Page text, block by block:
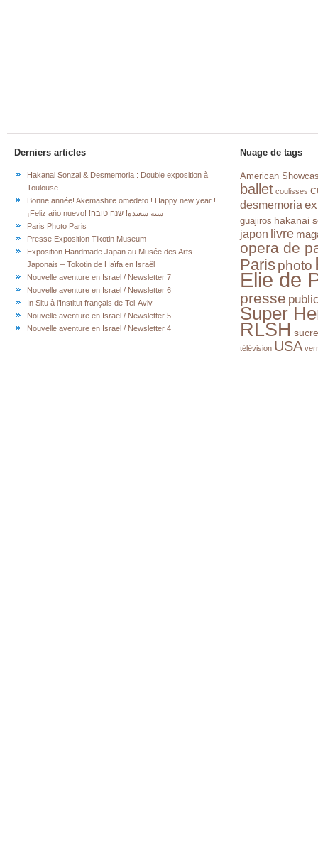
Derniers articles
Hakanai Sonzai & Desmemoria : Double exposition à
Toulouse
Bonne année! Akemashite omedetō ! Happy new year !
¡Feliz año nuevo! !سنة سعيدة! שנה טובה
Paris Photo Paris
Presse Exposition Tikotin Museum
Exposition Handmade Japan au Musée des Arts
Japonais – Tokotin de Haïfa en Israël
Nouvelle aventure en Israel / Newsletter 7
Nouvelle aventure en Israel / Newsletter 6
In Situ à l’Institut français de Tel-Aviv
Nouvelle aventure en Israel / Newsletter 5
Nouvelle aventure en Israel / Newsletter 4
Nuage de tags
American
ballet coulisses
desmemoria
guajiros hakanai
japon livre
opera de
Paris photo
Elie de
presse
Super
RLSH sucre
télévision USA